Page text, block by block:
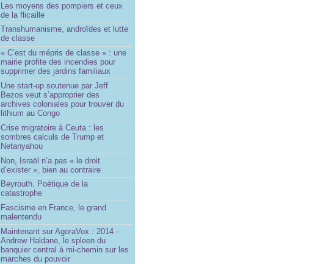
Les moyens des pompiers et ceux
de la flicaille
Transhumanisme, androïdes et lutte
de classe
« C’est du mépris de classe » : une
mairie profite des incendies pour
supprimer des jardins familiaux
Une start-up soutenue par Jeff
Bezos veut s’approprier des
archives coloniales pour trouver du
lithium au Congo
Crise migratoire à Ceuta : les
sombres calculs de Trump et
Netanyahou
Non, Israël n’a pas « le droit
d’exister », bien au contraire
Beyrouth. Poétique de la
catastrophe
Fascisme en France, le grand
malentendu
Maintenant sur AgoraVox : 2014 -
Andrew Haldane, le spleen du
banquier central à mi-chemin sur les
marches du pouvoir